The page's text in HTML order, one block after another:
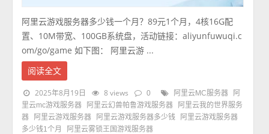
阿里云游戏服务器多少钱一个月？89元1个月，4核16G配
置、10M带宽、100GB系统盘，活动链接：aliyunfuwuqi.c
om/go/game 如下图： 阿里云游 ...
阅读全文
2025年8月19日 8 views 0 阿里云MC服务器
阿
里云mc游戏服务器
阿里云幻兽帕鲁游戏服务器
阿里云我的世界服务
器
阿里云游戏服务器 阿里云游戏服务器多少钱
阿里云游戏服务器
多少钱1个月
阿里云雾锁王国游戏服务器